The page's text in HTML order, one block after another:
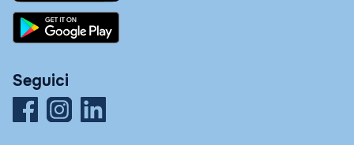
Seguici